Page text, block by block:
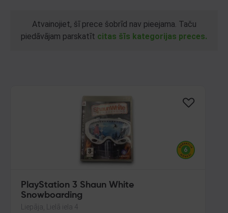
Atvainojiet, šī prece šobrīd nav pieejama. Taču
piedāvājam parskatīt citas šīs kategorijas preces.
PlayStation 3 Shaun White
Snowboarding
Liepāja, Lielā iela 4